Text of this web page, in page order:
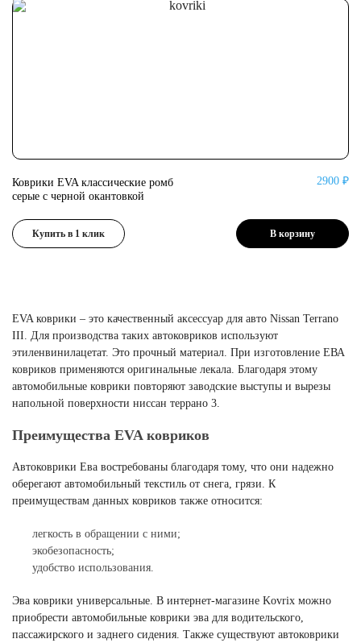
Коврики EVA классические ромб
серые с черной окантовкой
2900 ₽
Купить в 1 клик В корзину
EVA коврики – это качественный аксессуар для авто Nissan Terrano
III. Для производства таких автоковриков используют
этиленвинилацетат. Это прочный материал. При изготовление ЕВА
ковриков применяются оригинальные лекала. Благодаря этому
автомобильные коврики повторяют заводские выступы и вырезы
напольной поверхности ниссан террано 3.
Преимущества EVA ковриков
Автоковрики Ева востребованы благодаря тому, что они надежно
оберегают автомобильный текстиль от снега, грязи. К
преимуществам данных ковриков также относится:
легкость в обращении с ними;
экобезопасность;
удобство использования.
Эва коврики универсальные. В интернет-магазине Kovrix можно
приобрести автомобильные коврики эва для водительского,
пассажирского и заднего сидения. Также существуют автоковрики